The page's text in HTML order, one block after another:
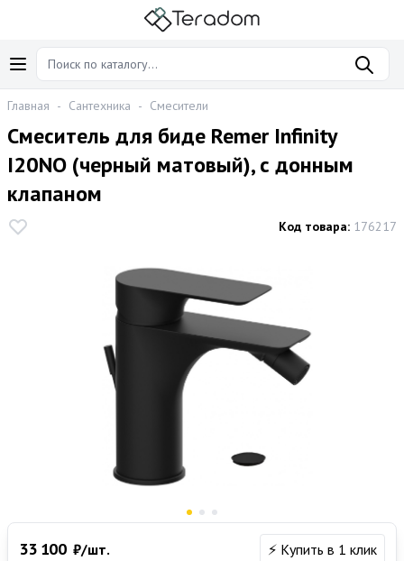
Главная - Сантехника - Смесители
Смеситель для биде Remer Infinity
I20NO (черный матовый), с донным
клапаном
Код товара: 176217
33 100 ₽/шт. ⚡ Купить в 1 клик